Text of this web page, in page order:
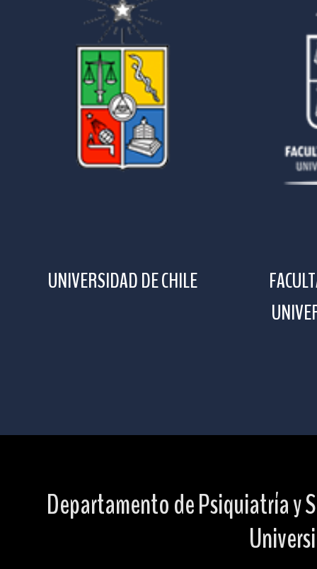
UNIVERSIDAD DE CHILE
Departamento de Psiquiatría y